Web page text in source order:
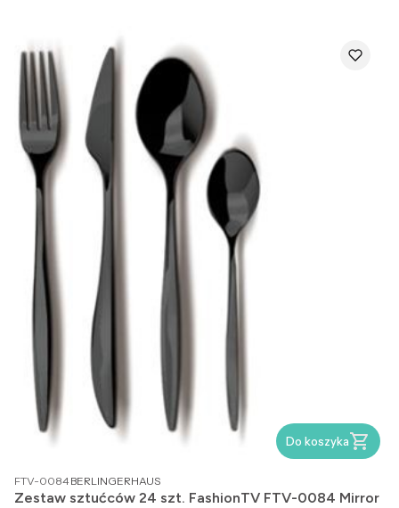
Do koszyka
FTV-0084 PRODUCENT
BERLINGERHAUS
Zestaw sztućców 24 szt. FashionTV FTV-0084 Mirror